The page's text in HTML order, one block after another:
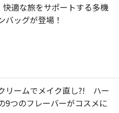
快適な旅をサポートする多機
バッグが登場！
リームでメイク直し?! ハー
9つのフレーバーがコスメに